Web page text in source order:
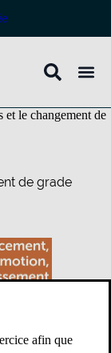
et le changement de
de grade
afin que